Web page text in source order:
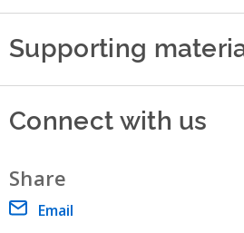
Supporting
Connect with us
Share
Email